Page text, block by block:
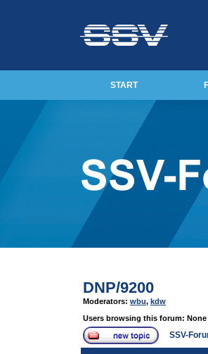
START
DNP/9200
Moderators: wbu, kdw
Users browsing this forum: None
SSV-